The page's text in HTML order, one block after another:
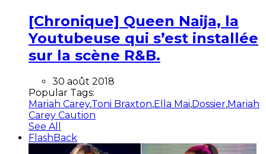
[Chronique] Queen Naija, la
Youtubeuse qui s’est installée
sur la scène R&B.
30 août 2018
Popular Tags:
Mariah Carey,Toni Braxton,Ella Mai,Dossier,Mariah
Carey Caution
See All
FlashBack